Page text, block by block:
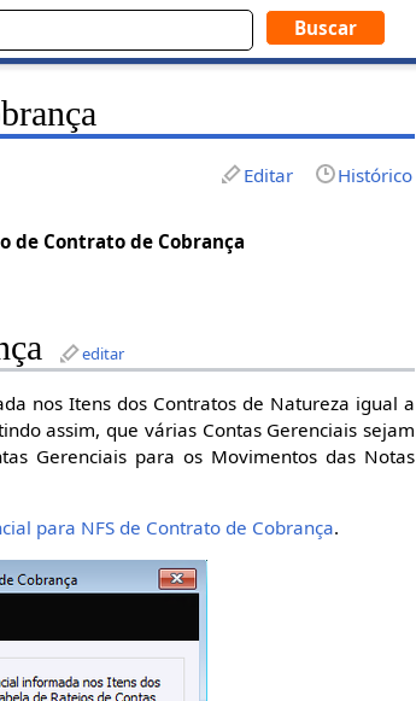
Editar Histórico
de Contrato de Cobrança
editar
nos Itens dos Contratos de Natureza igual a
assim, que várias Contas Gerenciais sejam
Gerenciais para os Movimentos das Notas
para NFS de Contrato de Cobrança.